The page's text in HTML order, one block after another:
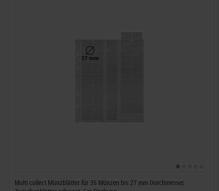
Multi collect Münzblätter für 35 Münzen bis 27 mm Durchmesser,